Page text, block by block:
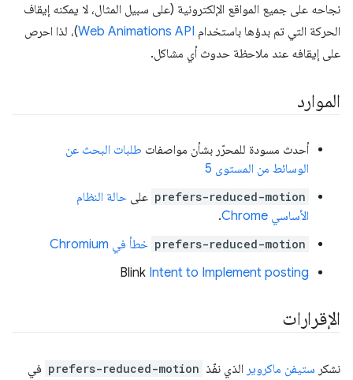
نجاحه على جميع المواقع الإلكترونية (على سبيل المثال، لا يمكنه إيقاف
الحركة التي تم بدؤها باستخدام Web Animations API)، لذا احرص
على إيقافه عند ملاحظة حدوث أي مشاكل.
الموارد
أحدث مسودة للمحرّر بشأن مواصفات طلبات البحث عن
الوسائط من المستوى 5
prefers-reduced-motion على حالة النظام
الأساسي Chrome
.
prefers-reduced-motion خطأ في Chromium
‫Blink Intent to Implement posting
الإقرارات
نشكر ستيفن ماكروير الذي نفّذ prefers-reduced-motion في